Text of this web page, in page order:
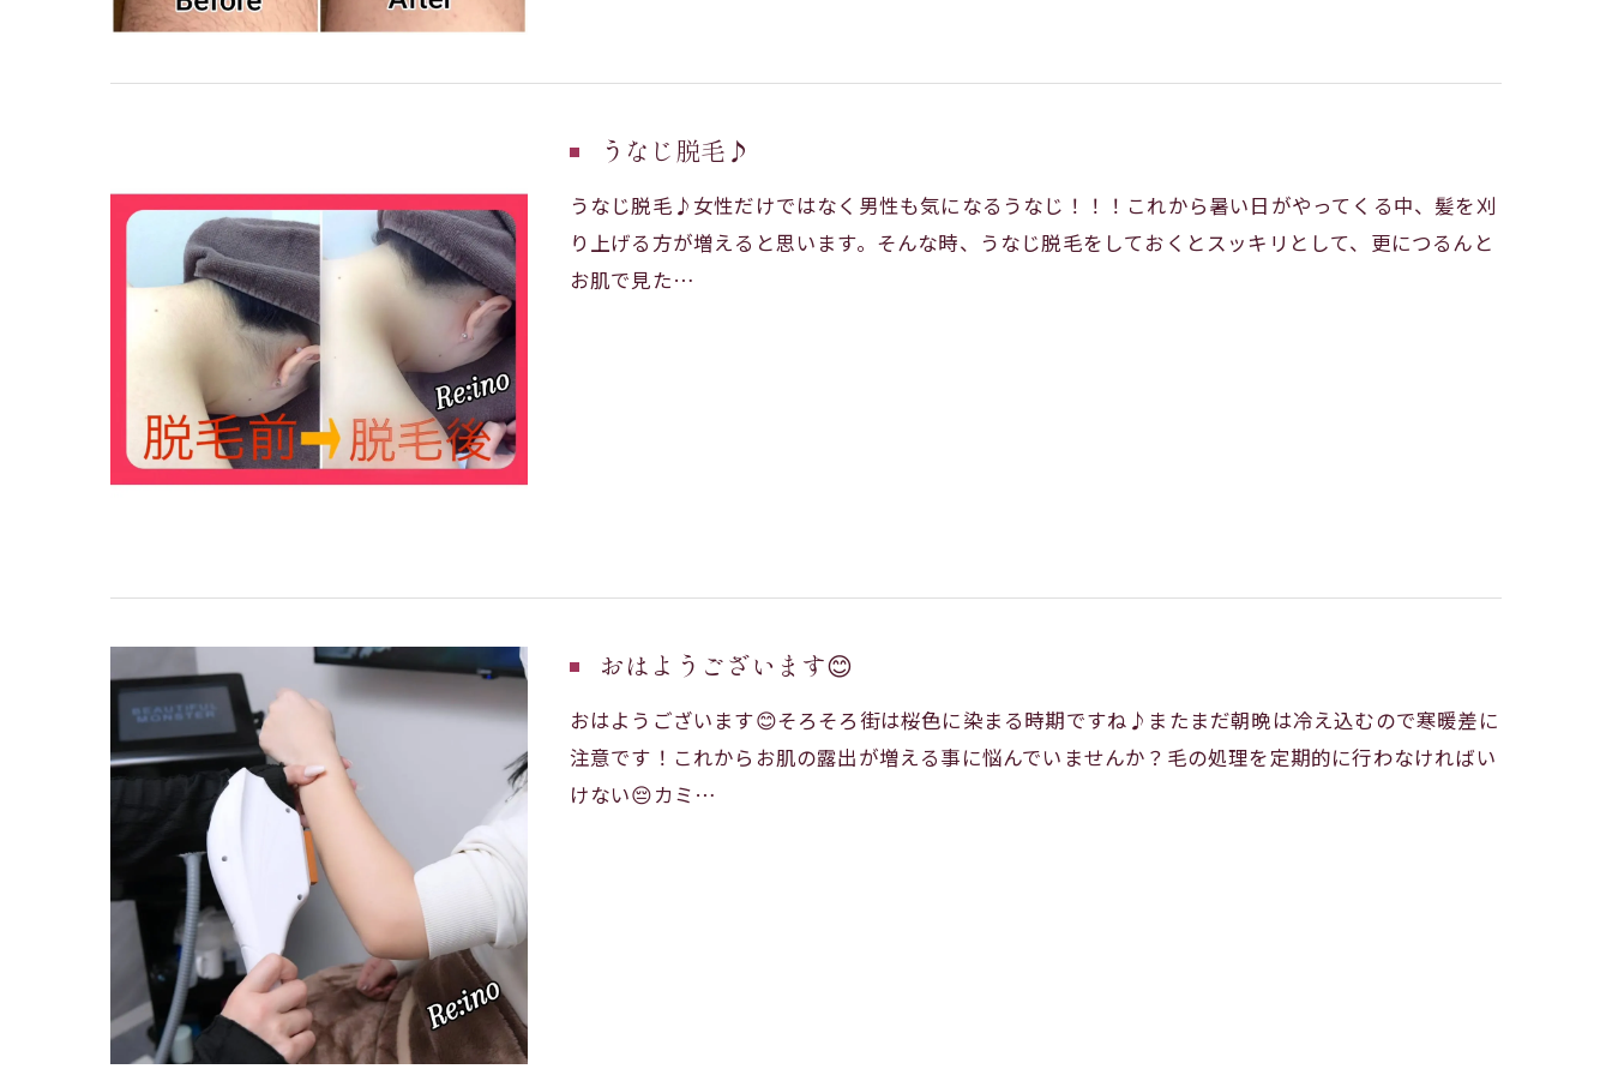
うなじ脱毛♪
うなじ脱毛♪女性だけではなく男性も気になるうなじ！！！これから暑い日がやってくる中、髪を刈
り上げる方が増えると思います。そんな時、うなじ脱毛をしておくとスッキリとして、更につるんと
お肌で見た…
おはようございます😊
おはようございます😊そろそろ街は桜色に染まる時期ですね♪またまだ朝晩は冷え込むので寒暖差に
注意です！これからお肌の露出が増える事に悩んでいませんか？毛の処理を定期的に行わなければい
けない😔カミ…